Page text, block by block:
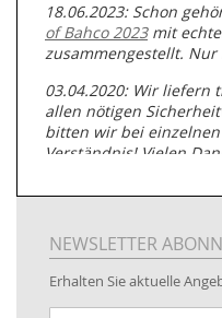
18.06.2023: Schon
of Bahco 2023mit
zusammengestellt. Nur
03.04.2020: Wir liefern
allen nötigen
bitten wir bei
Verständnis! Vielen
05.07.2019: Neuester
Rohrbearbeitung
01.06.2019: Individuell
www.kabeltrommeln-
NEWSLETTER
Erhalten Sie aktuelle